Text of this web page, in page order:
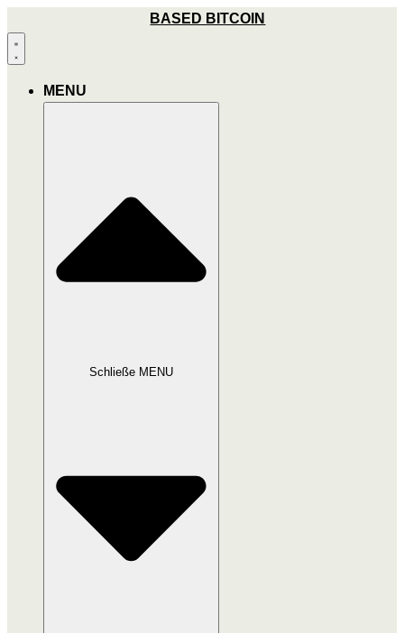
Inhalt
wechseln
BASED BITCOIN
MENU
Schließe MENU